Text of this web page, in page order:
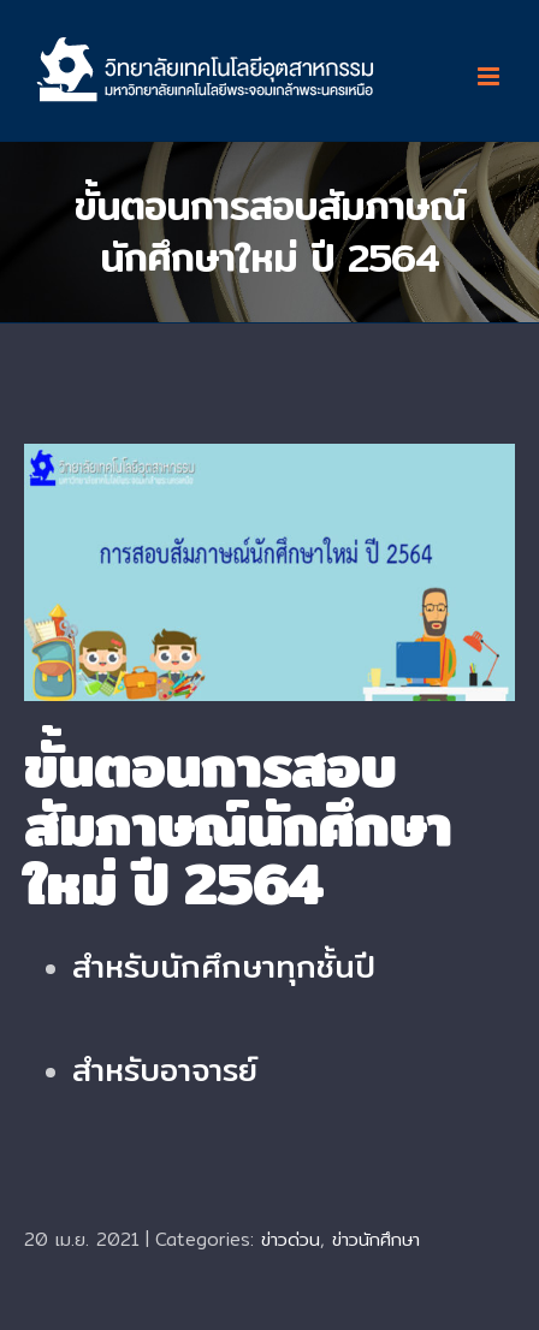
content
ขั้นตอนการสอบสัมภาษณ์
นักศึกษาใหม่ ปี 2564
View
ขั้นตอนการสอบ
สัมภาษณ์นักศึกษา
ใหม่ ปี 2564
สำหรับนักศึกษาทุกชั้นปี
สำหรับอาจารย์
20 เม.ย. 2021 | Categories: ข่าวด่วน, ข่าวนักศึกษา